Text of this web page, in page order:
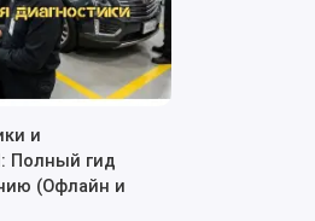
и
Полный гид
(Офлайн и